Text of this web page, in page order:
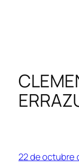
22 de octubre